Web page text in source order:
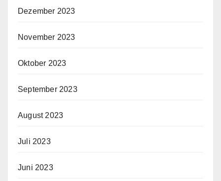
Dezember 2023
November 2023
Oktober 2023
September 2023
August 2023
Juli 2023
Juni 2023